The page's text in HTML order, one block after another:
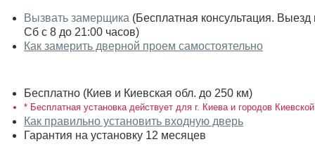
Вызвать замерщика (Бесплатная консультация.
Сб с 8 до 21:00 часов)
Как замерить дверной проем самостоятельно
Бесплатно (Киев и Киевская обл. до 250 км)
* Бесплатная установка действует для г. Киева и городов
Как правильно установить входную дверь
Гарантия на установку 12 месяцев